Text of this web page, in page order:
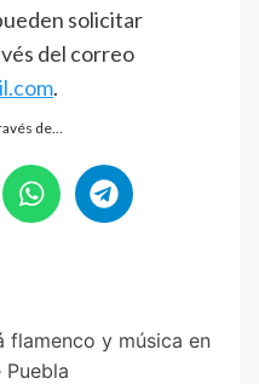
solicitar
del correo
.
de…
flamenco y música en